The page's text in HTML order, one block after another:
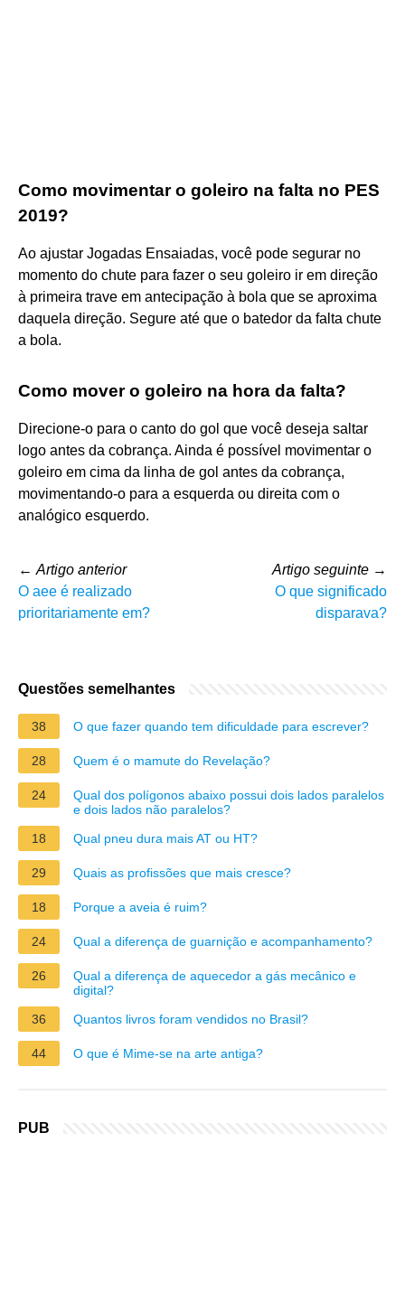
Como movimentar o goleiro na falta no PES
2019?
Ao ajustar Jogadas Ensaiadas, você pode segurar no
momento do chute para fazer o seu goleiro ir em direção
à primeira trave em antecipação à bola que se aproxima
daquela direção. Segure até que o batedor da falta chute
a bola.
Como mover o goleiro na hora da falta?
Direcione-o para o canto do gol que você deseja saltar
logo antes da cobrança. Ainda é possível movimentar o
goleiro em cima da linha de gol antes da cobrança,
movimentando-o para a esquerda ou direita com o
analógico esquerdo.
← Artigo anterior
O aee é realizado
prioritariamente em?
Artigo seguinte →
O que significado
disparava?
Questões semelhantes
38 O que fazer quando tem dificuldade para escrever?
28 Quem é o mamute do Revelação?
24
Qual dos polígonos abaixo possui dois lados paralelos
e dois lados não paralelos?
18
Qual pneu dura mais AT ou HT?
29 Quais as profissões que mais cresce?
18 Porque a aveia é ruim?
24 Qual a diferença de guarnição e acompanhamento?
26
Qual a diferença de aquecedor a gás mecânico e
digital?
36
Quantos livros foram vendidos no Brasil?
44 O que é Mime-se na arte antiga?
PUB